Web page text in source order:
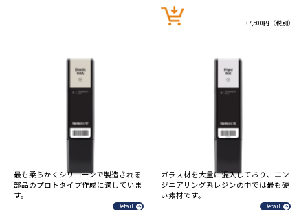
37,500円（税別）
最も柔らかくシリコーンで製造される
部品のプロトタイプ作成に適していま
す。
Detail
ガラス材を大量に混入しており、エン
ジニアリング系レジンの中では最も硬
い素材です。
Detail